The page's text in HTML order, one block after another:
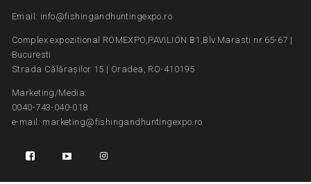
Email: info@fishingandhuntingexpo.ro
Complex expozitional ROMEXPO,PAVILION B1,Blv.Marasti nr.65-67 |
Bucuresti
Strada Călărașilor 15 | Oradea, RO-410195
Marketing/Media:
0040-743-040-018
e-mail: marketing@fishingandhuntingexpo.ro